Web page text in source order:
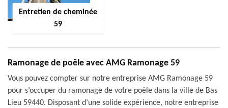
Entretien de cheminée
59
Ramonage de poêle avec AMG Ramonage 59
Vous pouvez compter sur notre entreprise AMG Ramonage 59
pour s’occuper du ramonage de votre poêle dans la ville de Bas
Lieu 59440. Disposant d’une solide expérience, notre entreprise